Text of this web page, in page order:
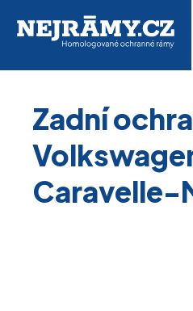
Zadní
Caravelle-